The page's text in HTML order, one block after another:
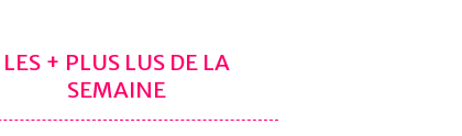
LES + PLUS LUS DE LA
SEMAINE